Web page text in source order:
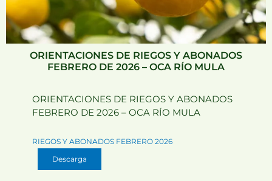
ORIENTACIONES DE RIEGOS Y ABONADOS
FEBRERO DE 2026 – OCA RÍO MULA
ORIENTACIONES DE RIEGOS Y ABONADOS
FEBRERO DE 2026 – OCA RÍO MULA
RIEGOS Y ABONADOS FEBRERO 2026
Descarga